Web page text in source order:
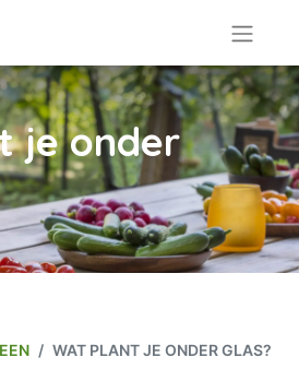
je onder
WAT PLANT JE ONDER GLAS?